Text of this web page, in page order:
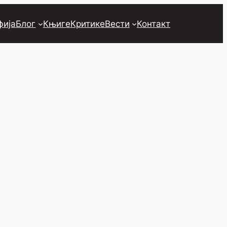
Блог КњигеКритикеВести Контакт